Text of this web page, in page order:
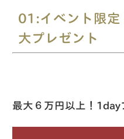
01:イベント限
大プレゼント
最大６万円以上！1day